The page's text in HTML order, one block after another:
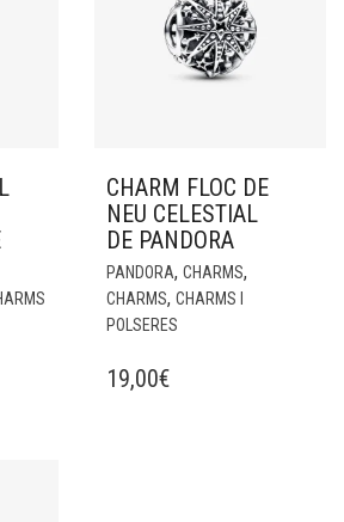
CHARM FLOC DE
NEU CELESTIAL
DE PANDORA
PANDORA, CHARMS,
CHARMS, CHARMS I
POLSERES
19,00€